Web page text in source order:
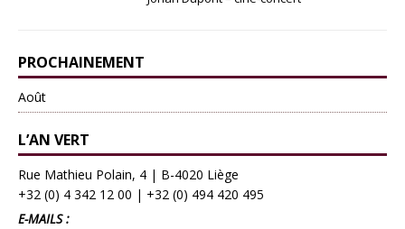
PROCHAINEMENT
Août
L’AN VERT
Rue Mathieu Polain, 4 | B-4020 Liège
+32 (0) 4 342 12 00 | +32 (0) 494 420 495
E-MAILS :